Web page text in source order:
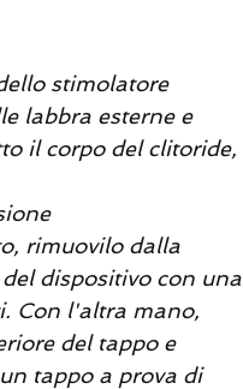
stimolatore
labbra esterne e
il corpo del clitoride,
rimuovilo dalla
dispositivo con una
Con l'altra mano,
del tappo e
tappo a prova di